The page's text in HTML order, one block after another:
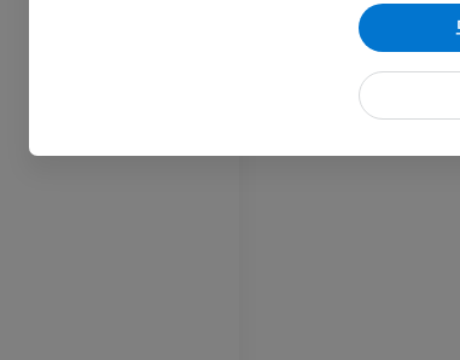
말 - 골학
방사선 사진